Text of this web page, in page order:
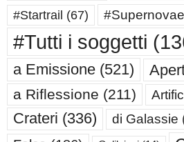
#Startrail (67) #Supernovae
#Tutti i soggetti
a Emissione (521)
a Riflessione (211)
Crateri (336) di Galassie